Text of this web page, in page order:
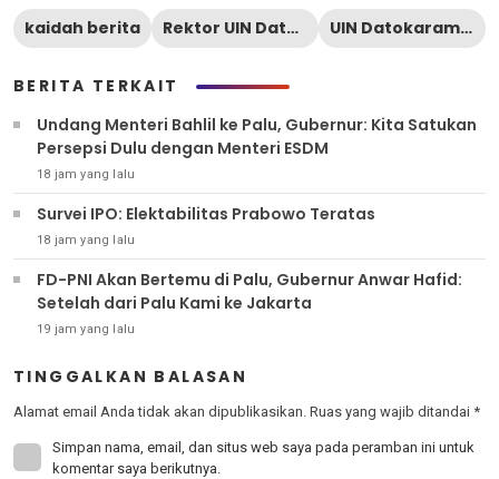
kaidah berita Rektor UIN Datokarama Palu UIN Datokarama Palu
BERITA TERKAIT
Undang Menteri Bahlil ke Palu, Gubernur: Kita Satukan
Persepsi Dulu dengan Menteri ESDM
18 jam yang lalu
Survei IPO: Elektabilitas Prabowo Teratas
18 jam yang lalu
FD-PNI Akan Bertemu di Palu, Gubernur Anwar Hafid:
Setelah dari Palu Kami ke Jakarta
19 jam yang lalu
TINGGALKAN BALASAN
Alamat email Anda tidak akan dipublikasikan. Ruas yang wajib ditandai *
Simpan nama, email, dan situs web saya pada peramban ini untuk
komentar saya berikutnya.